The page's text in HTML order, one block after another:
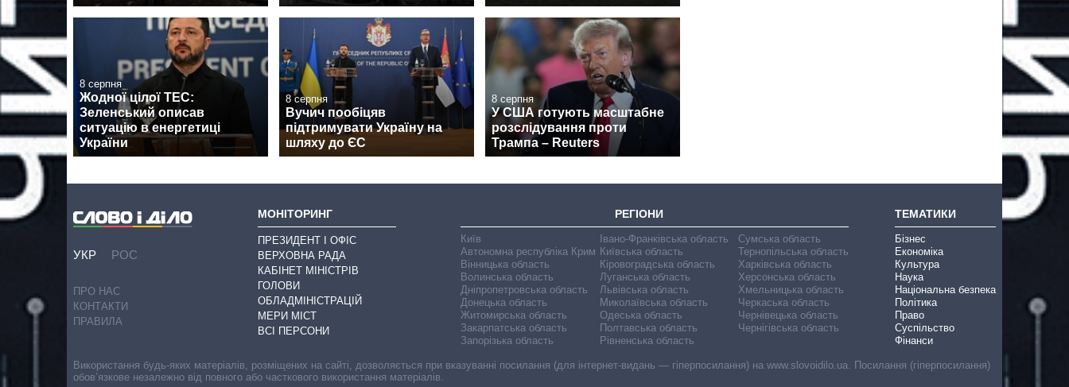
8 серпня
Жодної цілої ТЕС:
Зеленський описав
ситуацію в енергетиці
України
8 серпня
Вучич пообіцяв
підтримувати Україну на
шляху до ЄС
8 серпня
У США готують масштабне
розслідування проти
Трампа – Reuters
УКР РОС
ПРО НАС
КОНТАКТИ
ПРАВИЛА
МОНІТОРИНГ
ПРЕЗИДЕНТ І ОФІС
ВЕРХОВНА РАДА
КАБІНЕТ МІНІСТРІВ
ГОЛОВИ
ОБЛАДМІНІСТРАЦІЙ
МЕРИ МІСТ
ВСІ ПЕРСОНИ
РЕГІОНИ
Київ
Автономна республіка Крим
Вінницька область
Волинська область
Дніпропетровська область
Донецька область
Житомирська область
Закарпатська область
Запорізька область
Івано-Франківська область
Київська область
Кіровоградська область
Луганська область
Львівська область
Миколаївська область
Одеська область
Полтавська область
Рівненська область
Сумська область
Тернопільська область
Харківська область
Херсонська область
Хмельницька область
Черкаська область
Чернівецька область
Чернігівська область
ТЕМАТИКИ
Бізнес
Економіка
Культура
Наука
Національна безпека
Політика
Право
Суспільство
Фінанси
Використання будь-яких матеріалів, розміщених на сайті, дозволяється при вказуванні посилання (для інтернет-видань — гіперпосилання) на www.slovoidilo.ua. Посилання (гіперпосилання)
обов’язкове незалежно від повного або часткового використання матеріалів.